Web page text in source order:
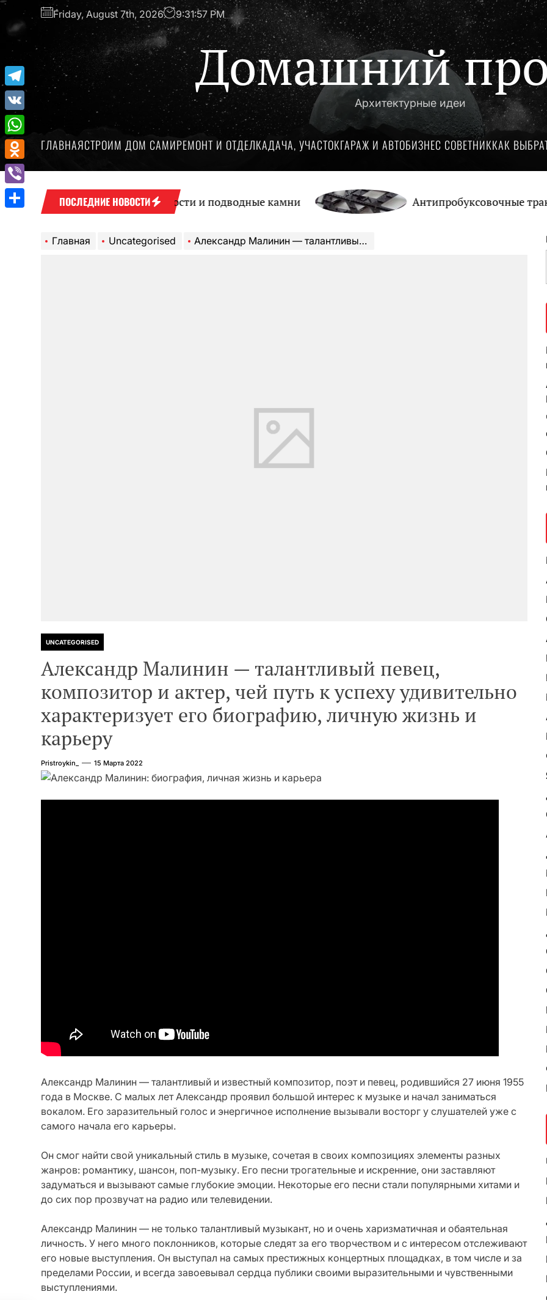
Перейти
содержимому
Friday, August 7th, 2026 9:31:58 PM
Домашний
Архитектурные идеи
ГЛАВНАЯСТРОИМ ДОМ САМИРЕМОНТ И ОТДЕЛКАДАЧА, УЧАСТОКГАРАЖ И АВТОБИЗНЕС СОВЕТНИККАК
ПОСЛЕДНИЕ НОВОСТИ
возможности и подводные камни Антипробуксовочные траки:
Главная Uncategorised Александр Малинин — талантливый певец, композитор и актер, чей путь к успеху удивительно характеризует его биографию, личную жизнь и карьеру
UNCATEGORISED
Александр Малинин — талантливый певец,
композитор и актер, чей путь к успеху удивительно
характеризует его биографию, личную жизнь и
карьеру
Pristroykin_ 15 Марта 2022
Александр Малинин — талантливый и известный композитор, поэт и певец, родившийся 27 июня 1955
года в Москве. С малых лет Александр проявил большой интерес к музыке и начал заниматься
вокалом. Его заразительный голос и энергичное исполнение вызывали восторг у слушателей уже с
самого начала его карьеры.
Он смог найти свой уникальный стиль в музыке, сочетая в своих композициях элементы разных
жанров: романтику, шансон, поп-музыку. Его песни трогательные и искренние, они заставляют
задуматься и вызывают самые глубокие эмоции. Некоторые его песни стали популярными хитами и
до сих пор прозвучат на радио или телевидении.
Александр Малинин — не только талантливый музыкант, но и очень харизматичная и обаятельная
личность. У него много поклонников, которые следят за его творчеством и с интересом отслеживают
его новые выступления. Он выступал на самых престижных концертных площадках, в том числе и за
пределами России, и всегда завоевывал сердца публики своими выразительными и чувственными
выступлениями.
Telegram
VK
WhatsApp
Odnoklassniki
Viber
Отправить